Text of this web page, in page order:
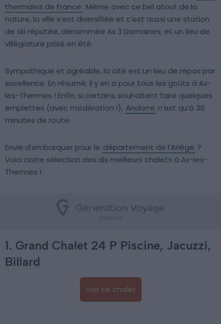
thermales de France. Même avec ce bel atout de la
nature, la ville s’est diversifiée et c’est aussi une station
de ski réputée, dénommée Ax 3 Domaines, et un lieu de
villégiature prisé en été.
Sympathique et agréable, la cité est un lieu de repos par
excellence. En résumé, il y en a pour tous les goûts à Ax-
les-Thermes ! Enfin, si certains souhaitent faire quelques
emplettes (avec modération !), Andorre n’est qu’à 30
minutes de route.
Envie d’embarquer pour le département de l’Ariège ?
Voici notre sélection des dix meilleurs chalets à Ax-les-
Thermes !
1. Grand Chalet 24 P Piscine, Jacuzzi,
Billard
Voir ce chalet